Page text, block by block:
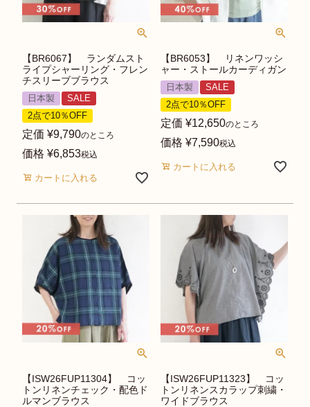
【BR6067】 ランダムスト
ライプシャーリング・フレン
チスリーブブラウス
日本製
SALE
2点で10％OFF
定価 ¥9,790のところ
価格 ¥6,853税込
カートに入れる
【BR6053】 リネンワッシ
ャー・ストールカーディガン
日本製
SALE
2点で10％OFF
定価 ¥12,650のところ
価格 ¥7,590税込
カートに入れる
【ISW26FUP11304】 コッ
トンリネンチェック・配色ド
ルマンブラウス
【ISW26FUP11323】 コッ
トンリネンスカラップ刺繍・
ワイドブラウス